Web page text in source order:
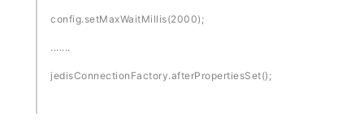
config.setMaxWaitMillis(2000);
.......
jedisConnectionFactory.afterPropertiesSet();